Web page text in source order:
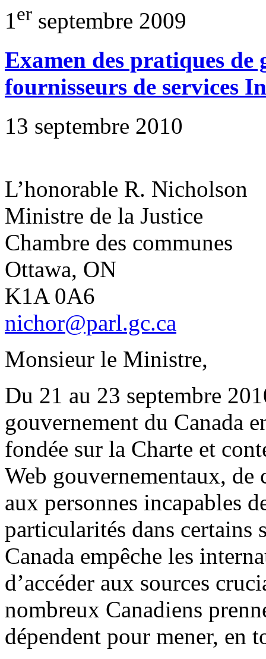
1 er septembre 2009
Examen des pratiques
fournisseurs de services
13 septembre 2010
L’honorable R. Nicholson
Ministre de la Justice
Chambre des communes
Ottawa, ON
K1A 0A6
nichor@parl.gc.ca
Monsieur le Ministre,
Du 21 au 23 septembre
gouvernement du Canada
fondée sur la Charte et
Web gouvernementaux, de
aux personnes incapables
particularités dans certains
Canada empêche les
d’accéder aux sources
nombreux Canadiens
dépendent pour mener, en